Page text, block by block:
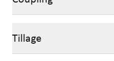
Tillage